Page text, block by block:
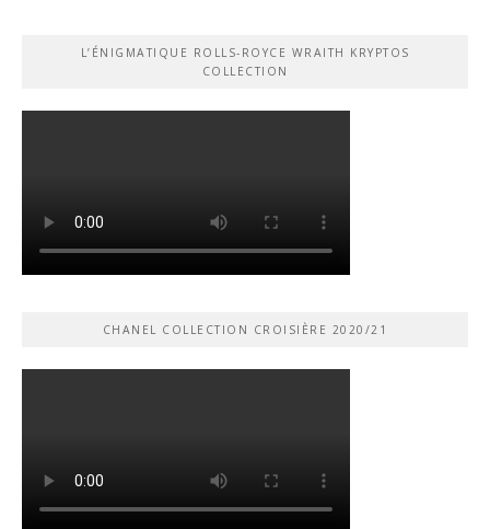
L’ÉNIGMATIQUE ROLLS-ROYCE WRAITH KRYPTOS
COLLECTION
CHANEL COLLECTION CROISIÈRE 2020/21